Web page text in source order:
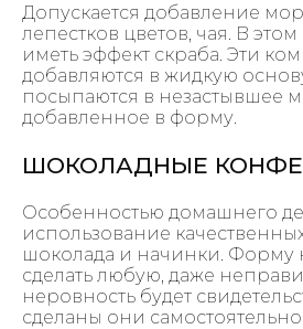
Допускается добавление
лепестков цветов, чая. В
иметь эффект скраба. Эти
добавляются в жидкую
посыпаются в незастывшее
добавленное в форму.
ШОКОЛАДНЫЕ
Особенностью домашнего
использование
шоколада и начинки. Форму
сделать любую, даже
неровность будет
сделаны они самостоятельно.